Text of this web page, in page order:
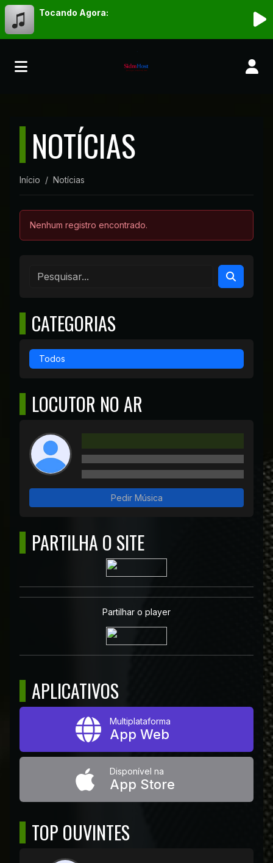
Tocando Agora:
NOTÍCIAS
Início Notícias
Nenhum registro encontrado.
CATEGORIAS
Todos
LOCUTOR NO AR
Pedir Música
PARTILHA O SITE
Partilhar o player
APLICATIVOS
Multiplataforma
App Web
Disponível na
App Store
TOP OUVINTES